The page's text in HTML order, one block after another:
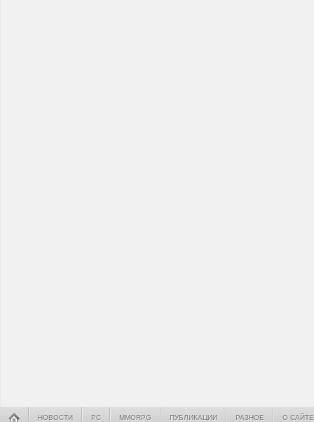
НОВОСТИ PC MMORPG ПУБЛИКАЦИИ РАЗНОЕ О САЙТЕ